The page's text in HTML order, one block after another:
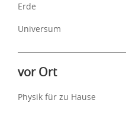
Erde
Universum
vor Ort
Physik für zu Hause